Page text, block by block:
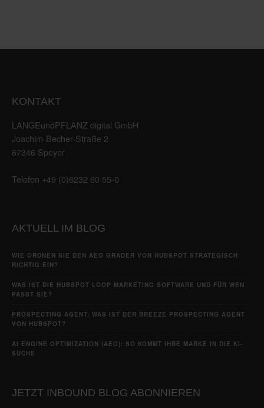
KONTAKT
LANGEundPFLANZ digital GmbH
Joachim-Becher-Straße 2
67346 Speyer
Telefon +49 (0)6232 60 55-0
AKTUELL IM BLOG
WIE ORDNEN SIE DEN AEO GRADER VON HUBSPOT STRATEGISCH
RICHTIG EIN?
WAS IST DIE HUBSPOT LOOP MARKETING SOFTWARE UND FÜR WEN
PASST SIE?
PROSPECTING AGENT: WAS IST DER BREEZE PROSPECTING AGENT
VON HUBSPOT?
AI ENGINE OPTIMIZATION (AEO): SO KOMMT IHRE MARKE IN DIE KI-
SUCHE
JETZT INBOUND BLOG ABONNIEREN